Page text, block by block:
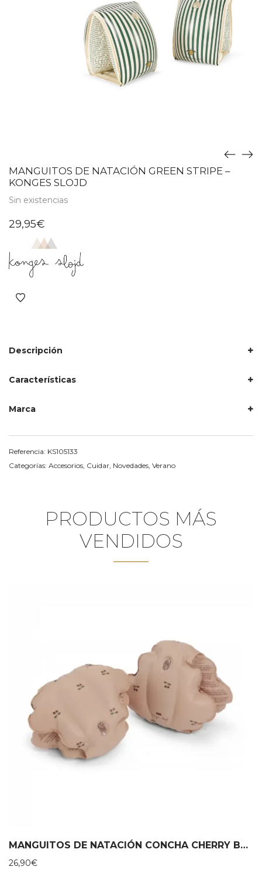
MANGUITOS DE NATACIÓN GREEN STRIPE –
KONGES SLOJD
Sin existencias
29,95€
Descripción
Características
Marca
Referencia: KS105133
Categorías: Accesorios Cuidar Novedades Verano
PRODUCTOS MÁS
VENDIDOS
MANGUITOS DE NATACIÓN CONCHA CHERRY BLUSH – KONGES SLOJD
26,90€